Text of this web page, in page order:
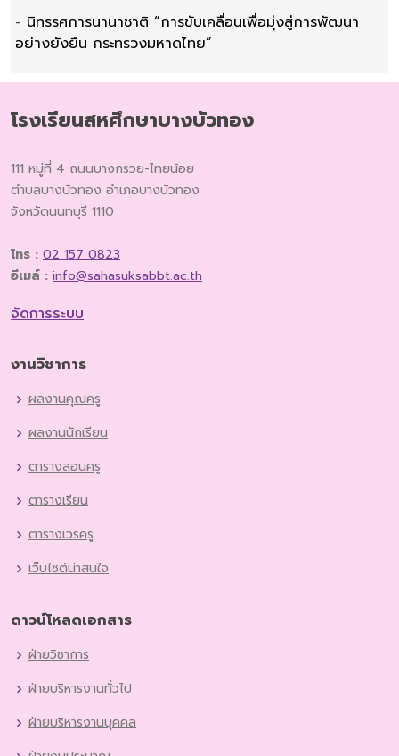
- นิทรรศการนานาชาติ “การขับเคลื่อนเพื่อมุ่งสู่การพัฒนา
อย่างยังยืน กระทรวงมหาดไทย”
โรงเรียนสหศึกษาบางบัวทอง
111 หมู่ที่ 4 ถนนบางกรวย-ไทยน้อย
ตำบลบางบัวทอง อำเภอบางบัวทอง
จังหวัดนนทบุรี 1110
โทร : 02 157 0823
อีเมล์ : info@sahasuksabbt.ac.th
จัดการระบบ
งานวิชาการ
ผลงานคุณครู
ผลงานนักเรียน
ตารางสอนครู
ตารางเรียน
ตารางเวรครู
เว็บไซต์น่าสนใจ
ดาวน์โหลดเอกสาร
ฝ่ายวิชาการ
ฝ่ายบริหารงานทั่วไป
ฝ่ายบริหารงานบุคคล